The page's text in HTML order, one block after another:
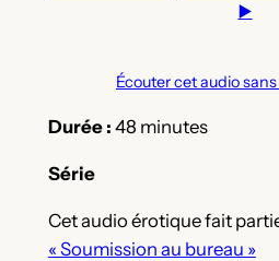
▶️
Écouter cet audio
Durée : 48 minutes
Série
Cet audio érotique fait
« Soumission au bureau »